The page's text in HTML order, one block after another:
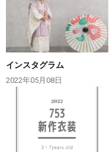
インスタグラム
2022年05月08日